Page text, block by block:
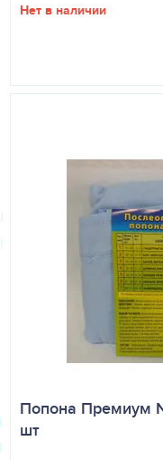
Нет в наличии
Попона Премиум
шт